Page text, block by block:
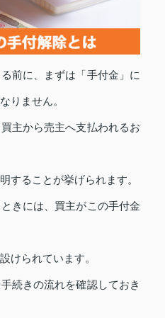
前に、まずは「手付金」に
りません。
主から売主へ支払われるお
することが挙げられます。
きには、買主がこの手付金
けられています。
続きの流れを確認しておき